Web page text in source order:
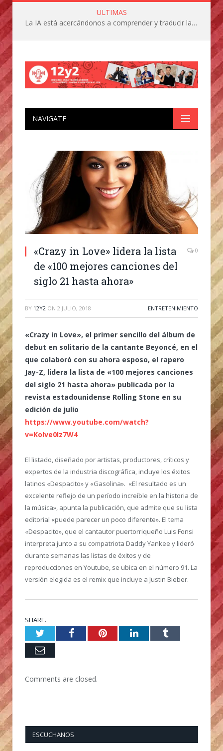
ULTIMAS
La IA está acercándonos a comprender y traducir las vocalizaciones y comportamientos de nuestras mascotas
NAVIGATE
«Crazy in Love» lidera la lista
de «100 mejores canciones del
siglo 21 hasta ahora»
0
BY 12Y2 ON 2 JULIO, 2018 ENTRETENIMIENTO
«Crazy in Love», el primer sencillo del álbum de
debut en solitario de la cantante Beyoncé, en el
que colaboró con su ahora esposo, el rapero
Jay-Z, lidera la lista de «100 mejores canciones
del siglo 21 hasta ahora» publicada por la
revista estadounidense Rolling Stone en su
edición de julio
https://www.youtube.com/watch?
v=KoIve0Iz7W4
El listado, diseñado por artistas, productores, críticos y
expertos de la industria discográfica, incluye los éxitos
latinos «Despacito» y «Gasolina». «El resultado es un
excelente reflejo de un período increíble en la historia de
la música», apunta la publicación, que admite que su lista
editorial «puede parecer un poco diferente». El tema
«Despacito», que el cantautor puertorriqueño Luis Fonsi
interpreta junto a su compatriota Daddy Yankee y lideró
durante semanas las listas de éxitos y de
reproducciones en Youtube, se ubica en el número 91. La
versión elegida es el remix que incluye a Justin Bieber.
SHARE.
TwitterFacebookPinterestLinkedInTumblr
Email
Comments are closed.
ESCUCHANOS